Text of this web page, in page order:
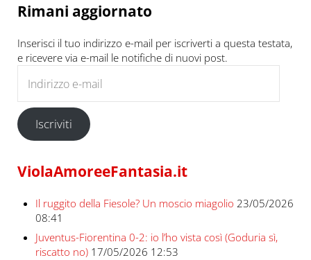
Rimani aggiornato
Inserisci il tuo indirizzo e-mail per iscriverti a questa testata,
e ricevere via e-mail le notifiche di nuovi post.
Iscriviti
ViolaAmoreeFantasia.it
Il ruggito della Fiesole? Un moscio miagolio 23/05/2026
08:41
Juventus-Fiorentina 0-2: io l’ho vista così (Goduria sì,
riscatto no) 17/05/2026 12:53